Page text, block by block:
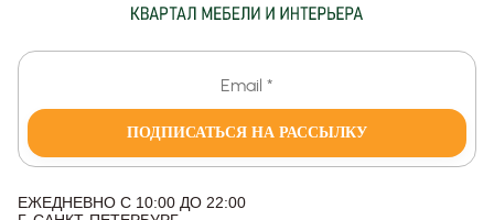
ПОДПИСАТЬСЯ НА РАССЫЛКУ
ЕЖЕДНЕВНО С 10:00 ДО 22:00